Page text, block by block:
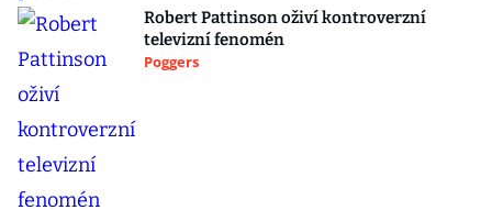
Robert Pattinson oživí kontroverzní
televizní fenomén
Poggers